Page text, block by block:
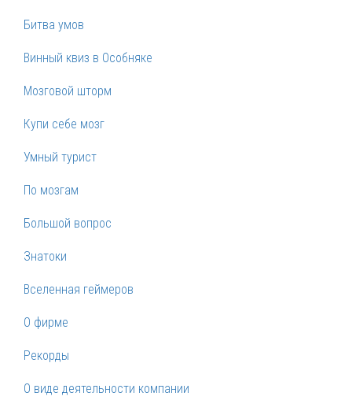
Битва умов
Винный квиз в Особняке
Мозговой шторм
Купи себе мозг
Умный турист
По мозгам
Большой вопрос
Знатоки
Вселенная геймеров
О фирме
Рекорды
О виде деятельности компании